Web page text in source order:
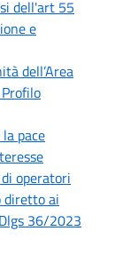
dell'art 55
e
dell’Area
pace
operatori
diretto ai
36/2023